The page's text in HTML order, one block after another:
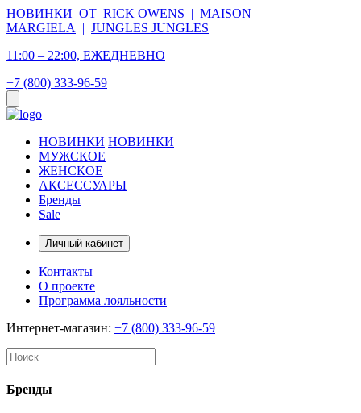
НОВИНКИ ОТ RICK OWENS | MAISON
MARGIELA
| JUNGLES JUNGLES
11:00 – 22:00, ЕЖЕДНЕВНО
+7 (800) 333-96-59
НОВИНКИ НОВИНКИ
МУЖСКОЕ
ЖЕНСКОЕ
АКСЕССУАРЫ
Бренды
Sale
Личный кабинет
Контакты
О проекте
Программа лояльности
Интернет-магазин: +7 (800) 333-96-59
Бренды